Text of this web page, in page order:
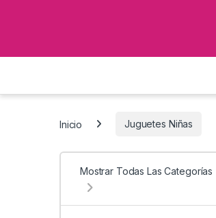
Inicio Juguetes Niñas
Mostrar Todas Las Categorías